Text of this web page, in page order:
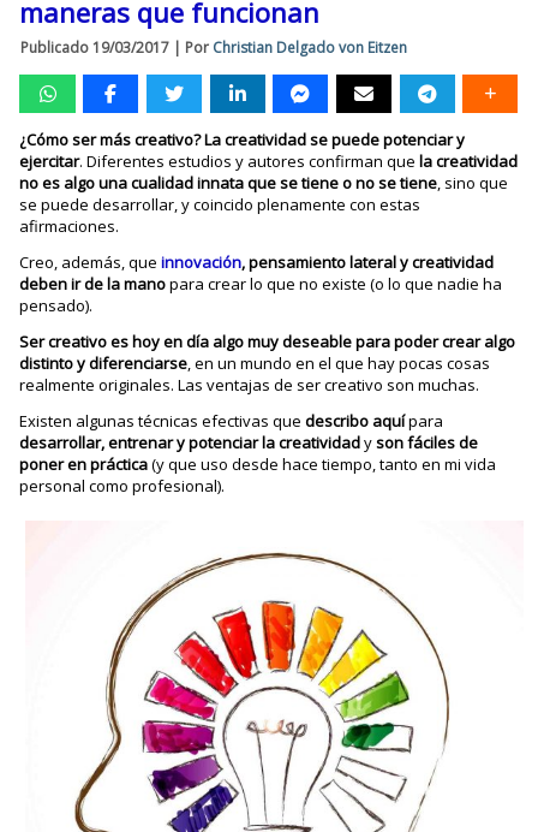
maneras que funcionan
Publicado 19/03/2017 | Por Christian Delgado von Eitzen
¿Cómo ser más creativo? La creatividad se puede potenciar y
ejercitar. Diferentes estudios y autores confirman quela creatividad
no es algo una cualidad innata que se tiene o no se tiene, sino que
se puede desarrollar, y coincido plenamente con estas
afirmaciones.
Creo, además, queinnovación, pensamiento lateral y creatividad
deben ir de la manopara crear lo que no existe (o lo que nadie ha
pensado).
Ser creativo es hoy en día algo muy deseable para poder crear algo
distinto y diferenciarse, en un mundo en el que hay pocas cosas
realmente originales. Las ventajas de ser creativo son muchas.
Existen algunas técnicas efectivas quedescribo aquípara
desarrollar, entrenar y potenciar la creatividadyson fáciles de
poner en práctica(y que uso desde hace tiempo, tanto en mi vida
personal como profesional).